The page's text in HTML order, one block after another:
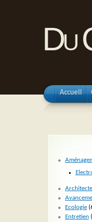
Du
Accueil
Architecte
Ecologie
Entretien